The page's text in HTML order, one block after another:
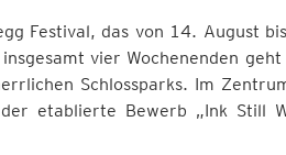
Festival, das von 14. August
vier Wochenenden geht
Schlossparks. Im
etablierte Bewerb „Ink Still